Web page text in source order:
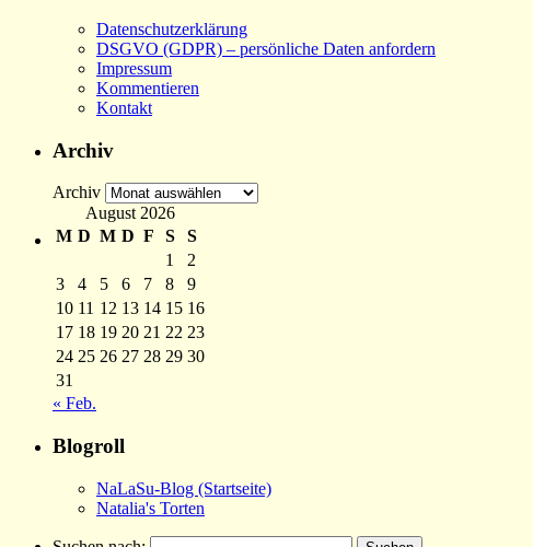
Datenschutzerklärung
DSGVO (GDPR) – persönliche Daten anfordern
Impressum
Kommentieren
Kontakt
Archiv
Archiv
August 2026
M D M D F S
S
1
2
3
4 5 6 7 8
9
10 11 12 13 14 15 16
17 18 19 20 21 22 23
24 25 26 27 28 29 30
31
« Feb.
Blogroll
NaLaSu-Blog (Startseite)
Natalia's Torten